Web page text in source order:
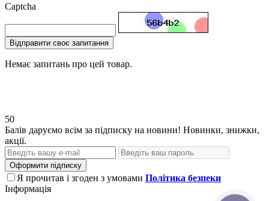
Captcha
Відправити своє запитання
Немає запитань про цей товар.
50
Балів даруємо всім за підписку на новини! Новинки, знижки,
акції.
Оформити підписку
Я прочитав і згоден з умовами Політика безпеки
Інформація